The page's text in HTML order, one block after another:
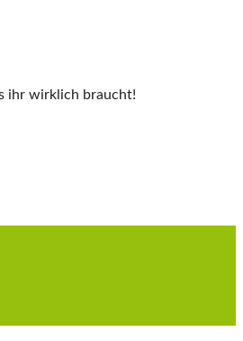
ihr wirklich braucht!